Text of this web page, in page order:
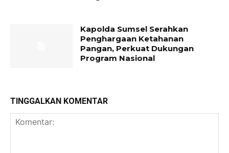
Kapolda Sumsel Serahkan
Penghargaan Ketahanan
Pangan, Perkuat Dukungan
Program Nasional
TINGGALKAN KOMENTAR